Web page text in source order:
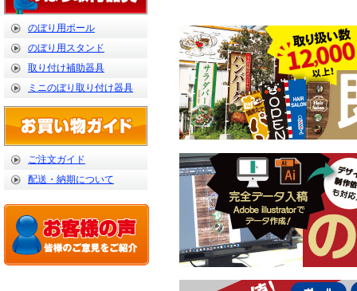
のぼり用ポール
のぼり用スタンド
取り付け補助器具
ミニのぼり取り付け器具
ご注文ガイド
配送・納期について